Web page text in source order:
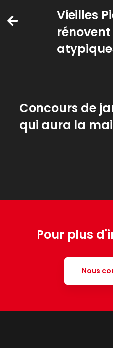
Vieilles
Concours de
qui aura la
Pour plus
Nous